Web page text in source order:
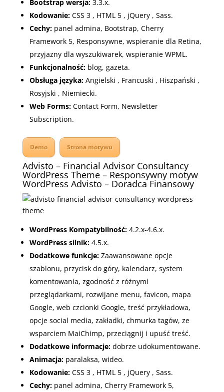
Bootstrap wersja:3.3.x.
Kodowanie: CSS 3, HTML 5, jQuery, Sass.
Cechy:panel admina, Bootstrap, Cherry
Framework 5, Responsywne, wspieranie dla Retina,
przyjazny dla wyszukiwarek, wspieranie WPML.
Funkcjonalność:blog, gazeta.
Obsługa języka: Angielski , Francuski , Hiszpański ,
Rosyjski , Niemiecki.
Web Forms: Contact Form, Newsletter
Subscription.
Demo Strona motywu
Advisto – Financial Advisor Consultancy
WordPress Theme – Responsywny motyw
WordPress Advisto – Doradca Finansowy
WordPress Kompatybilność:4.2.x-4.6.x.
WordPress silnik:4.5.x.
Dodatkowe funkcje: Zaawansowane opcje
szablonu, przycisk do góry, kalendarz, system
komentowania, zgodność z różnymi
przeglądarkami, rozwijane menu, favicon, mapa
Google, web czcionki Google, treść przykładowa,
opcje social media, zakładki, chmurka tagów, ze
wsparciem MaiChimp, przeciągnij i upuść treść.
Dodatkowe informacje:dobrze udokumentowane.
Animacja:paralaksa, wideo.
Kodowanie: CSS 3, HTML 5, jQuery, Sass.
Cechy:panel admina, Cherry Framework 5,